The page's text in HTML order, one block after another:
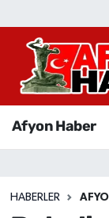
Afyon Haber
HABERLER
Afyon